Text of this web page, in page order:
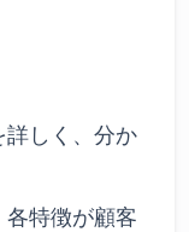
詳しく、分か
各特徴が顧客